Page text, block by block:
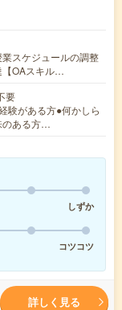
スケジュールの調整
【OAスキル…
要
験がある方●何かしら
のある方…
しずか
コツコツ
詳しく見る